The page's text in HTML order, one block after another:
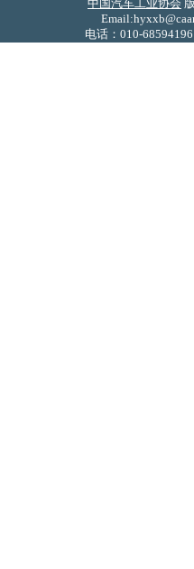
中国汽车工业协会
电话：010-